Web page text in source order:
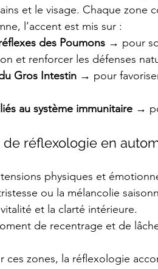
et le visage. Chaque zone
l’accent est mis sur :
des Poumons → pour
et renforcer les défenses
Gros Intestin → pour
au système immunitaire →
réflexologie en
physiques et
ou la mélancolie
et la clarté intérieure.
de recentrage et de
ces zones, la réflexologie